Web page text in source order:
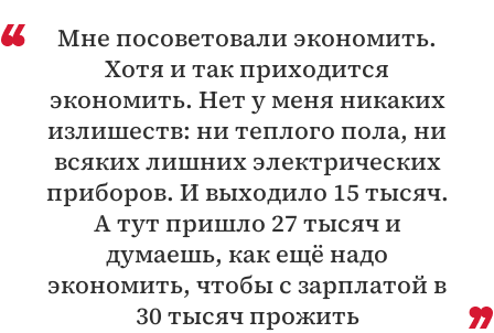
Мне посоветовали экономить.
Хотя и так приходится
экономить. Нет у меня никаких
излишеств: ни теплого пола, ни
всяких лишних электрических
приборов. И выходило 15 тысяч.
А тут пришло 27 тысяч и
думаешь, как ещё надо
экономить, чтобы с зарплатой в
30 тысяч прожить